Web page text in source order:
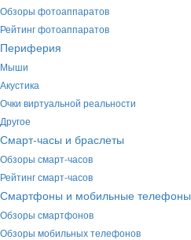
Обзоры фотоаппаратов
Рейтинг фотоаппаратов
Периферия
Мыши
Акустика
Очки виртуальной реальности
Другое
Смарт-часы и браслеты
Обзоры смарт-часов
Рейтинг смарт-часов
Смартфоны и мобильные телефоны
Обзоры смартфонов
Обзоры мобильных телефонов